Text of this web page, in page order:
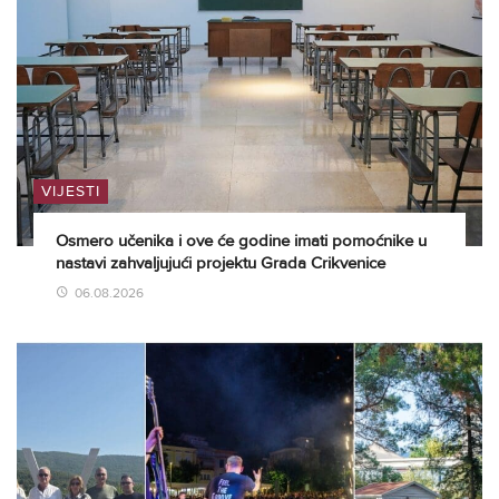
VIJESTI
Osmero učenika i ove će godine imati pomoćnike u
nastavi zahvaljujući projektu Grada Crikvenice
06.08.2026